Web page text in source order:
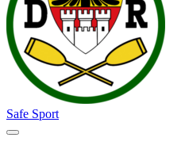
Safe Sport
Navigationsmenü